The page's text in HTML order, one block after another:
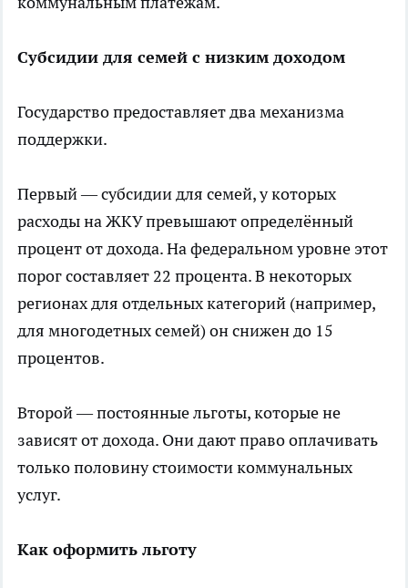
Субсидии для семей с низким доходом
Государство предоставляет два механизма
поддержки.
Первый — субсидии для семей, у которых
расходы на ЖКУ превышают определённый
процент от дохода. На федеральном уровне этот
порог составляет 22 процента. В некоторых
регионах для отдельных категорий (например,
для многодетных семей) он снижен до 15
процентов.
Второй — постоянные льготы, которые не
зависят от дохода. Они дают право оплачивать
только половину стоимости коммунальных
услуг.
Как оформить льготу